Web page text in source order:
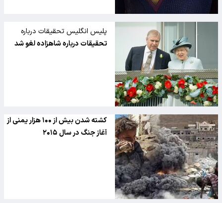
پلیس انگلیس تحقیقات درباره
ادعای سوء استفاده جنسی شاهزاده
تحقیقات درباره شاهزاده لغو شد
کشته شدن بیش از ۱۰۰ هزار یمنی از
آغاز جنگ در سال ۲۰۱۵